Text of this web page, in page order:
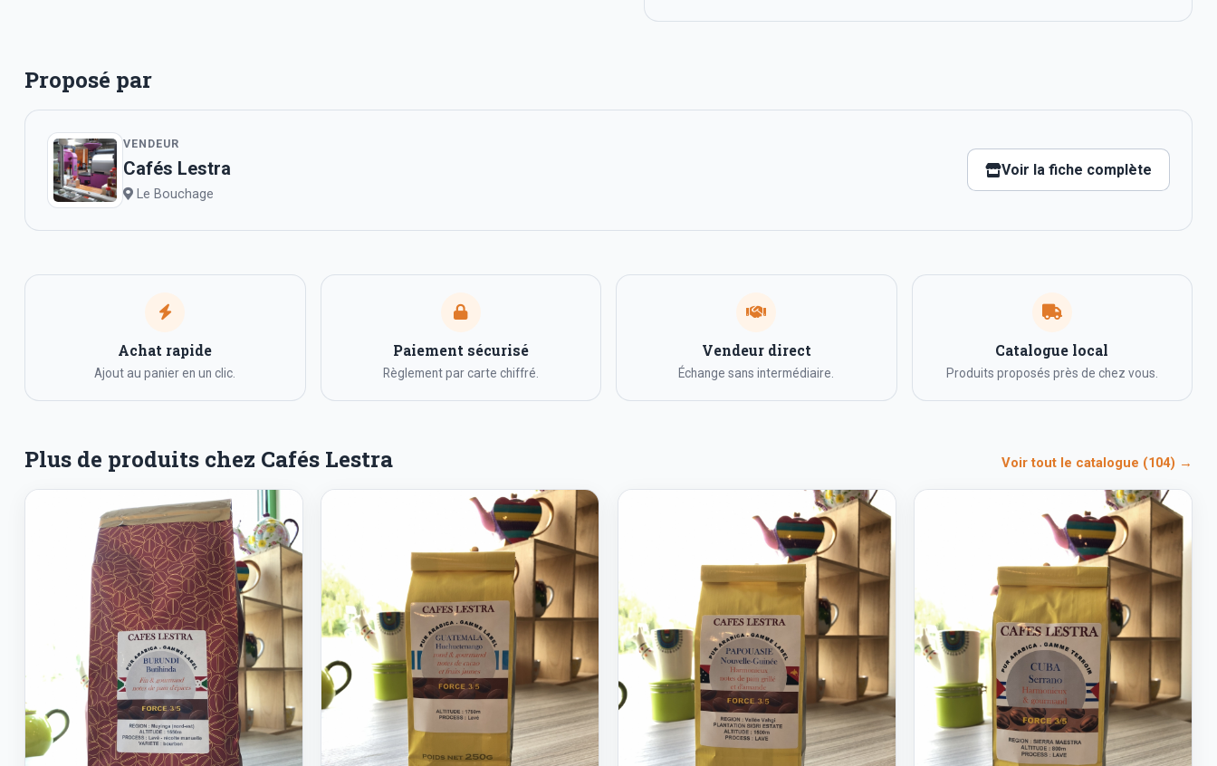
Proposé par
VENDEUR
Cafés Lestra
Le Bouchage
Voir la fiche complète
Achat rapide
Ajout au panier en un clic.
Paiement sécurisé
Règlement par carte chiffré.
Vendeur direct
Échange sans intermédiaire.
Catalogue local
Produits proposés près de chez vous.
Plus de produits chez Cafés Lestra Voir tout le catalogue (104) →